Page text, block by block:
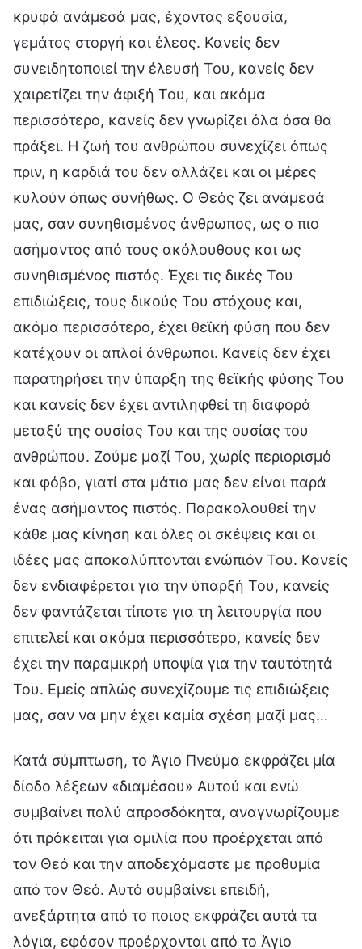
κρυφά ανάμεσά μας, έχοντας εξουσία,
γεμάτος στοργή και έλεος. Κανείς δεν
συνειδητοποιεί την έλευσή Του, κανείς δεν
χαιρετίζει την άφιξή Του, και ακόμα
περισσότερο, κανείς δεν γνωρίζει όλα όσα θα
πράξει. Η ζωή του ανθρώπου συνεχίζει όπως
πριν, η καρδιά του δεν αλλάζει και οι μέρες
κυλούν όπως συνήθως. Ο Θεός ζει ανάμεσά
μας, σαν συνηθισμένος άνθρωπος, ως ο πιο
ασήμαντος από τους ακόλουθους και ως
συνηθισμένος πιστός. Έχει τις δικές Του
επιδιώξεις, τους δικούς Του στόχους και,
ακόμα περισσότερο, έχει θεϊκή φύση που δεν
κατέχουν οι απλοί άνθρωποι. Κανείς δεν έχει
παρατηρήσει την ύπαρξη της θεϊκής φύσης Του
και κανείς δεν έχει αντιληφθεί τη διαφορά
μεταξύ της ουσίας Του και της ουσίας του
ανθρώπου. Ζούμε μαζί Του, χωρίς περιορισμό
και φόβο, γιατί στα μάτια μας δεν είναι παρά
ένας ασήμαντος πιστός. Παρακολουθεί την
κάθε μας κίνηση και όλες οι σκέψεις και οι
ιδέες μας αποκαλύπτονται ενώπιόν Του. Κανείς
δεν ενδιαφέρεται για την ύπαρξή Του, κανείς
δεν φαντάζεται τίποτε για τη λειτουργία που
επιτελεί και ακόμα περισσότερο, κανείς δεν
έχει την παραμικρή υποψία για την ταυτότητά
Του. Εμείς απλώς συνεχίζουμε τις επιδιώξεις
μας, σαν να μην έχει καμία σχέση μαζί μας…
Κατά σύμπτωση, το Άγιο Πνεύμα εκφράζει μία
δίοδο λέξεων «διαμέσου» Αυτού και ενώ
συμβαίνει πολύ απροσδόκητα, αναγνωρίζουμε
ότι πρόκειται για ομιλία που προέρχεται από
τον Θεό και την αποδεχόμαστε με προθυμία
από τον Θεό. Αυτό συμβαίνει επειδή,
ανεξάρτητα από το ποιος εκφράζει αυτά τα
λόγια, εφόσον προέρχονται από το Άγιο